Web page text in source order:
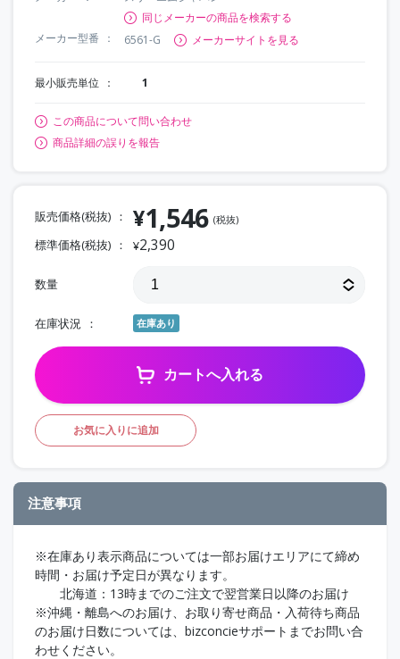
同じメーカーの商品を検索する
メーカー型番
6561-G メーカーサイトを見る
最小販売単位 1
この商品について問い合わせ
商品詳細の誤りを報告
販売価格(税抜) ¥1,546 (税抜)
標準価格(税抜) ¥2,390
数量
在庫状況 在庫あり
カートへ入れる
お気に入りに追加
注意事項
※在庫あり表示商品については一部お届けエリアにて締め
時間・お届け予定日が異なります。
北海道：13時までのご注文で翌営業日以降のお届け
※沖縄・離島へのお届け、お取り寄せ商品・入荷待ち商品
のお届け日数については、bizconcieサポートまでお問い合
わせください。